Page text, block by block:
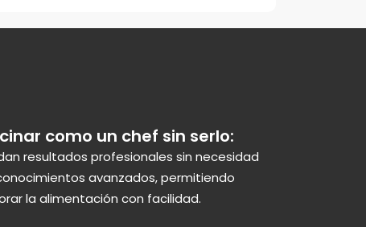
como un chef sin serlo:
resultados profesionales sin necesidad
avanzados, permitiendo
la alimentación con facilidad.